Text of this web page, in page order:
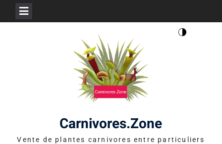
Carnivores.Zone
Vente de plantes carnivores entre particuliers